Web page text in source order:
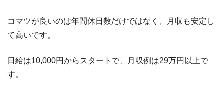
コマツが良いのは年間休日数だけではなく、月収も安定し
て高いです。
日給は10,000円からスタートで、月収例は29万円以上で
す。